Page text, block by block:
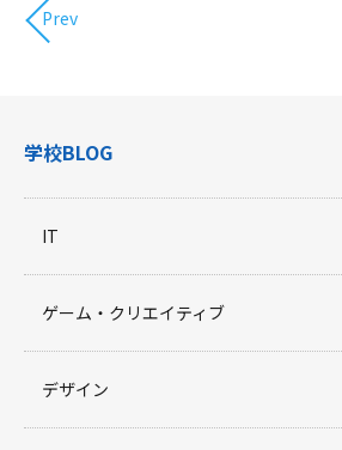
Prev
学校BLOG
IT
ゲーム・クリエイティブ
デザイン